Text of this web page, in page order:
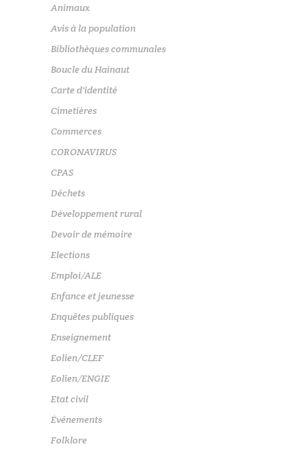
Animaux
Avis à la population
Bibliothèques communales
Boucle du Hainaut
Carte d'identité
Cimetières
Commerces
CORONAVIRUS
CPAS
Déchets
Développement rural
Devoir de mémoire
Elections
Emploi/ALE
Enfance et jeunesse
Enquêtes publiques
Enseignement
Eolien/CLEF
Eolien/ENGIE
Etat civil
Événements
Folklore